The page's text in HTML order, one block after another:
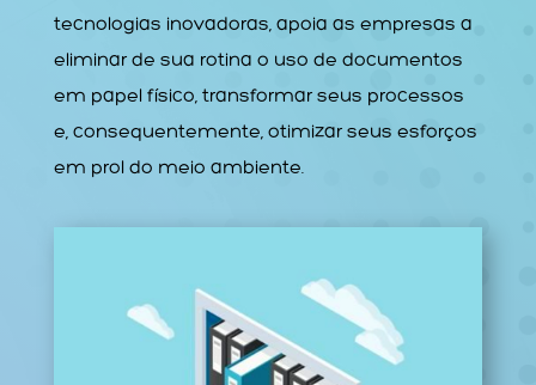
tecnologias inovadoras, apoia as empresas a
eliminar de sua rotina o uso de documentos
em papel físico, transformar seus processos
e, consequentemente, otimizar seus esforços
em prol do meio ambiente.